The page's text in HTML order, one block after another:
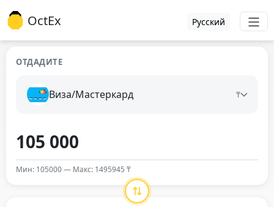
OctEx Русский
ОТДАДИТЕ
Виза/Мастеркард ₸
Мин: 105000 — Макс: 1495945 ₸